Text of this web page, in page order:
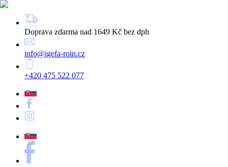
Doprava zdarma nad 1649 Kč bez dph
info@igefa-roin.cz
+420 475 522 077